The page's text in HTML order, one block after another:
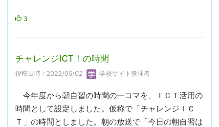
3
チャレンジICT！の時間
投稿日時 : 2022/06/02 学校サイト管理者
今年度から朝自習の時間の一コマを、ＩＣＴ活用の
時間として設定しました。仮称で「チャレンジＩＣ
Ｔ」の時間としました。朝の放送で「今日の朝自習は